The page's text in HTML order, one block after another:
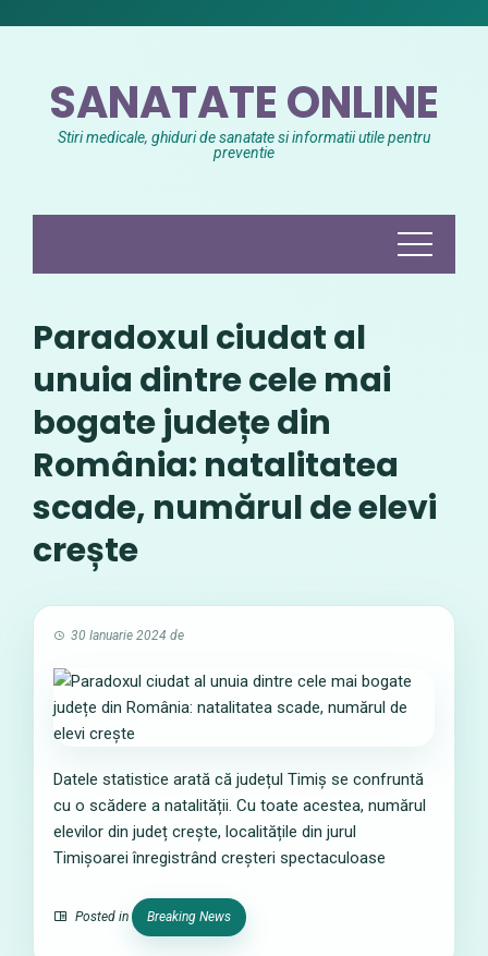
SANATATE ONLINE
Stiri medicale, ghiduri de sanatate si informatii utile pentru
preventie
Paradoxul ciudat al
unuia dintre cele mai
bogate județe din
România: natalitatea
scade, numărul de elevi
crește
30 Ianuarie 2024 de
Datele statistice arată că județul Timiș se confruntă
cu o scădere a natalității. Cu toate acestea, numărul
elevilor din județ crește, localitățile din jurul
Timișoarei înregistrând creșteri spectaculoase
Posted in Breaking News